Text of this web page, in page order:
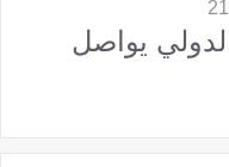
يواصل